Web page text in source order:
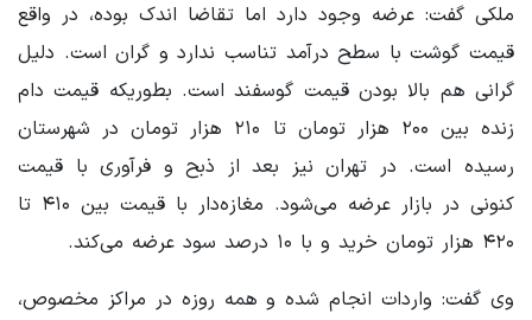
ملکی گفت: عرضه وجود دارد اما تقاضا اندک بوده، در واقع
قیمت گوشت با سطح درآمد تناسب ندارد و گران است. دلیل
گرانی هم بالا بودن قیمت گوسفند است. بطوریکه قیمت دام
زنده بین ۲۰۰ هزار تومان تا ۲۱۰ هزار تومان در شهرستان
رسیده است. در تهران نیز بعد از ذبح و فرآوری با قیمت
کنونی در بازار عرضه می‌شود. مغازه‌دار با قیمت بین ۴۱۰ تا
۴۲۰ هزار تومان خرید و با ۱۰ درصد سود عرضه می‌کند.
وی گفت: واردات انجام شده و همه روزه در مراکز مخصوص،